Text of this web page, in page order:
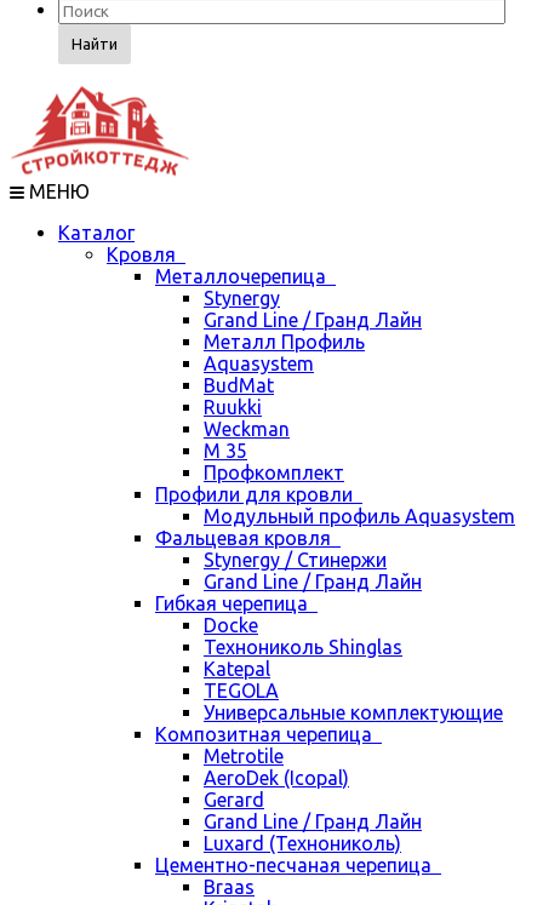
Найти
МЕНЮ
Каталог
Кровля
Металлочерепица
Stynergy
Grand Line / Гранд Лайн
Металл Профиль
Aquasystem
BudMat
Ruukki
Weckman
М 35
Профкомплект
Профили для кровли
Модульный профиль Aquasystem
Фальцевая кровля
Stynergy / Стинержи
Grand Line / Гранд Лайн
Гибкая черепица
Docke
Технониколь Shinglas
Katepal
TEGOLA
Универсальные комплектующие
Композитная черепица
Metrotile
AeroDek (Icopal)
Gerard
Grand Line / Гранд Лайн
Luxard (Технониколь)
Цементно-песчаная черепица
Braas